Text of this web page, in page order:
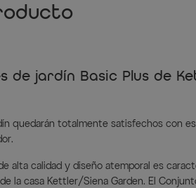
de jardín Basic Plus de
quedarán totalmente satisfechos con
alta calidad y diseño atemporal es
la casa Kettler/Siena Garden. El